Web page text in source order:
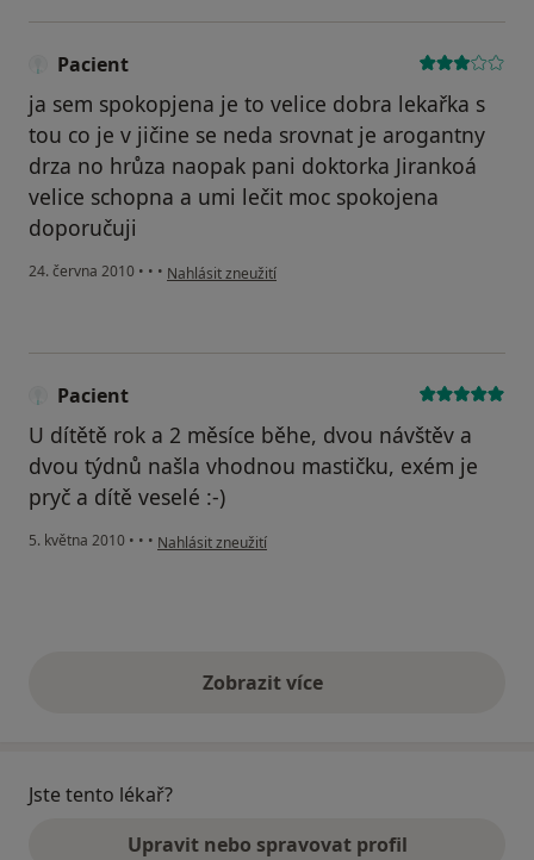
Pacient
ja sem spokopjena je to velice dobra lekařka s
tou co je v jičine se neda srovnat je arogantny
drza no hrůza naopak pani doktorka Jirankoá
velice schopna a umi lečit moc spokojena
doporučuji
24. června 2010 • • • podle názoru uživatele Pacient
Nahlásit zneužití
Pacient
U dítětě rok a 2 měsíce běhe, dvou návštěv a
dvou týdnů našla vhodnou mastičku, exém je
pryč a dítě veselé :-)
5. května 2010 • • • podle názoru uživatele Pacient
Nahlásit zneužití
Zobrazit vícevýše uvedené názory
Jste tento lékař?
Upravit nebo spravovat profil